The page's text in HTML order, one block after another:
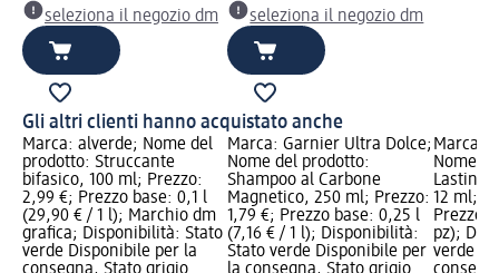
seleziona il negozio dm
seleziona il negozio dm
Gli altri clienti hanno acquistato anche
Marca: alverde; Nome del
prodotto: Struccante
bifasico, 100 ml; Prezzo:
2,99 €; Prezzo base: 0,1 l
(29,90 € / 1 l); Marchio dm
grafica; Disponibilità: Stato
verde Disponibile per la
consegna, Stato grigio
Marca: Garnier Ultra Dolce;
Nome del prodotto:
Shampoo al Carbone
Magnetico, 250 ml; Prezzo:
1,79 €; Prezzo base: 0,25 l
(7,16 € / 1 l); Disponibilità:
Stato verde Disponibile per
la consegna, Stato grigio
Marca:
Nome
Lasting
12 ml;
Prezzo
pz);
verde